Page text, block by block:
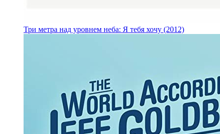
Три метра над уровнем неба: Я тебя хочу (2012)